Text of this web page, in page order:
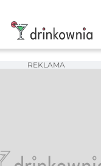
REKLAMA